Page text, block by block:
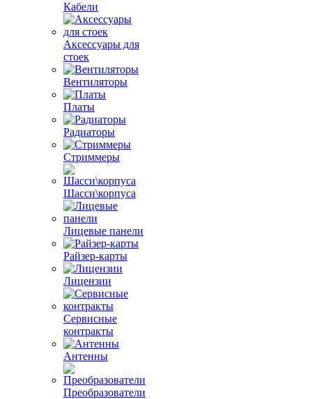
Кабели
Аксессуары для
стоек
Вентиляторы
Платы
Радиаторы
Стриммеры
Шасси\корпуса
Лицевые панели
Райзер-карты
Лицензии
Сервисные
контракты
Антенны
Преобразователи